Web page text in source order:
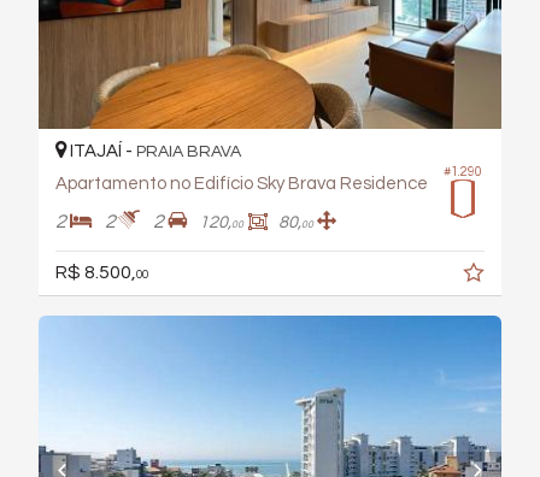
#1.290
ITAJAÍ - PRAIA BRAVA
Apartamento no Edifício Sky Brava Residence
2 2 2 120,00 80,00
R$ 8.500,00